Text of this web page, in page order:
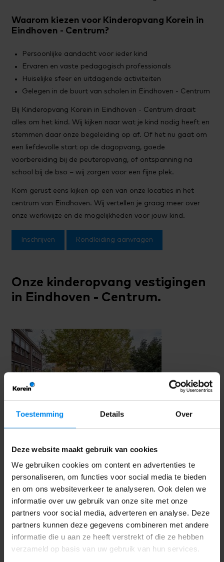
Toestemming Details Over
Deze website maakt gebruik van cookies
We gebruiken cookies om content en advertenties te
personaliseren, om functies voor social media te bieden
en om ons websiteverkeer te analyseren. Ook delen we
informatie over uw gebruik van onze site met onze
partners voor social media, adverteren en analyse. Deze
partners kunnen deze gegevens combineren met andere
informatie die u aan ze heeft verstrekt of die ze hebben
verzameld op basis van uw gebruik van hun services.
Waarom kiezen voor Kinderopvang Korein in
Eindhoven - Centrum?
Persoonlijke aandacht voor ieder kind
Ervaren en vaste pedagogisch professionals
Huiselijke sfeer en uitdagende activiteiten
Gelegen in de buurt van scholen in Eindhoven - Centrum
Bij Kinderopvang Korein in Eindhoven - Centrum draait
alles om het kind. Wij kijken naar wat je kind nodig heeft en
stemmen daar onze begeleiding op af. Of het nu gaat om
een liefdevolle start op de dagopvang, goede
voorbereiding bij de peuteropvang, of ontspanning na
school bij de bso – wij zorgen voor een fijne plek.
Kom gerust eens kijken op een van onze locaties in het
centrum van Eindhoven. Wij vertellen je graag meer over
onze werkwijze en de mogelijkheden voor jouw kind.
Inschrijven Rondleiding aanvragen
Onze kinderopvang vestigingen
in Eindhoven - Centrum.
Don Boscostraat.
+We bieden dagopvang en buitenschoolse opvang.
+Nu direct enkele plaatsen beschikbaar!
+Onze binnenruimtes zijn kleurrijk en gezellig.
+ Op onze omsloten buitenspeelplaats kunnen kinderen
naar hartelust ontdekken.